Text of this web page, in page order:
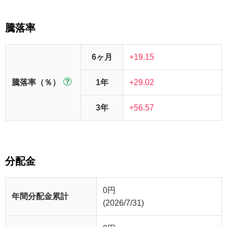
騰落率
騰落率（％）
6ヶ月 +19.15
1年 +29.02
3年 +56.57
分配金
年間分配金累計
0円
(2026/7/31)